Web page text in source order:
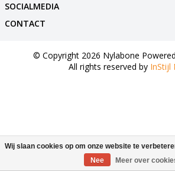
SOCIALMEDIA
CONTACT
© Copyright 2026 Nylabone
All rights reserved by InStijl
Wij slaan cookies op om onze website te
Nee
Meer over